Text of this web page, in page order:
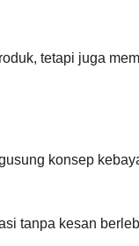
tetapi juga
konsep
tanpa kesan